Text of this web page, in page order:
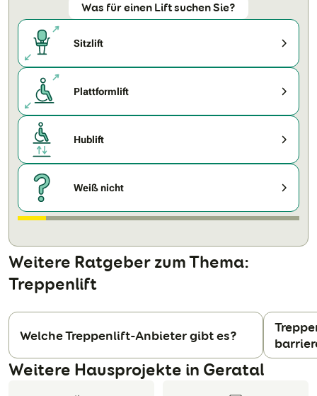
Was für einen Lift suchen Sie?
Sitzlift
Plattformlift
Hublift
Weiß nicht
Weitere Ratgeber zum Thema:
Treppenlift
Welche Treppenlift-Anbieter gibt es?
Weitere Hausprojekte in Geratal